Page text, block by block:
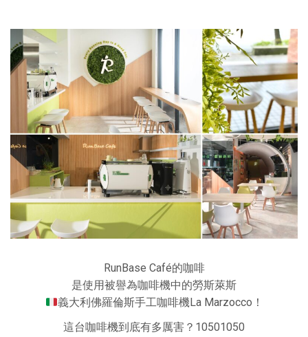
RunBase Café的咖啡
是使用被譽為咖啡機中的勞斯萊斯
義大利佛羅倫斯手工咖啡機La Marzocco！
這台咖啡機到底有多厲害？10501050